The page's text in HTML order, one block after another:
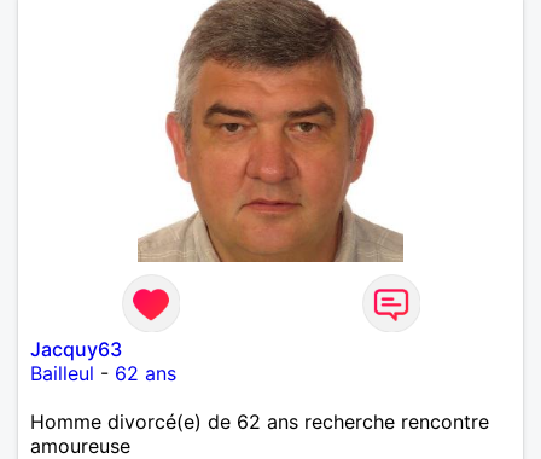
pense en tout cas 😂)
Jacquy63
Bailleul - 62 ans
Homme divorcé(e) de 62 ans recherche rencontre
amoureuse